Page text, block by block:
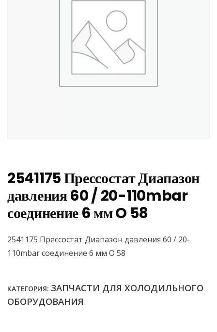
2541175 Прессостат Диапазон
давления 60 / 20-110mbar
соединение 6 мм O 58
2541175 Прессостат Диапазон давления 60 / 20-
110mbar соединение 6 мм O 58
КАТЕГОРИЯ: ЗАПЧАСТИ ДЛЯ ХОЛОДИЛЬНОГО
ОБОРУДОВАНИЯ